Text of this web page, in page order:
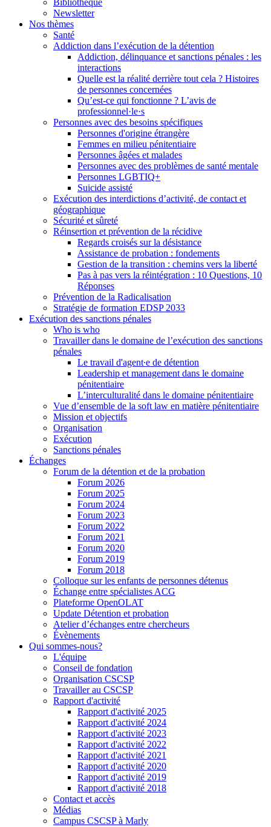
Bibliothèque
Newsletter
Nos thèmes
Santé
Addiction dans l’exécution de la détention
Addiction, délinquance et sanctions pénales : les
interactions
Quelle est la réalité derrière tout cela ? Histoires
de personnes concernées
Qu’est-ce qui fonctionne ? L’avis de
professionnel·le·s
Personnes avec des besoins spécifiques
Personnes d'origine étrangère
Femmes en milieu pénitentiaire
Personnes âgées et malades
Personnes avec des problèmes de santé mentale
Personnes LGBTIQ+
Suicide assisté
Exécution des interdictions d’activité, de contact et
géographique
Sécurité et sûreté
Réinsertion et prévention de la récidive
Regards croisés sur la désistance
Assistance de probation : fondements
Gestion de la transition : chemins vers la liberté
Pas à pas vers la réintégration : 10 Questions, 10
Réponses
Prévention de la Radicalisation
Stratégie de formation EDSP 2033
Exécution des sanctions pénales
Who is who
Travailler dans le domaine de l’exécution des sanctions
pénales
Le travail d'agent∙e de détention
Leadership et management dans le domaine
pénitentiaire
L’interculturalité dans le domaine pénitentiaire
Vue d’ensemble de la soft law en matière pénitentiaire
Mission et objectifs
Organisation
Exécution
Sanctions pénales
Échanges
Forum de la détention et de la probation
Forum 2026
Forum 2025
Forum 2024
Forum 2023
Forum 2022
Forum 2021
Forum 2020
Forum 2019
Forum 2018
Colloque sur les enfants de personnes détenus
Échange entre spécialistes ACG
Plateforme OpenOLAT
Update Détention et probation
Atelier d’échanges entre chercheurs
Évènements
Qui sommes-nous?
L'équipe
Conseil de fondation
Organisation CSCSP
Travailler au CSCSP
Rapport d'activité
Rapport d'activité 2025
Rapport d'activité 2024
Rapport d'activité 2023
Rapport d'activité 2022
Rapport d'activité 2021
Rapport d'activité 2020
Rapport d'activité 2019
Rapport d'activité 2018
Contact et accès
Médias
Campus CSCSP à Marly